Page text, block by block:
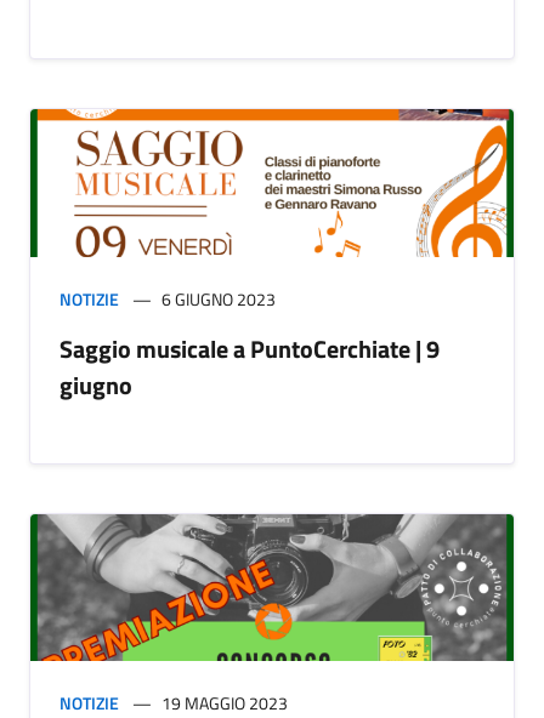
NOTIZIE 6 GIUGNO 2023
Saggio musicale a PuntoCerchiate | 9
giugno
NOTIZIE 19 MAGGIO 2023